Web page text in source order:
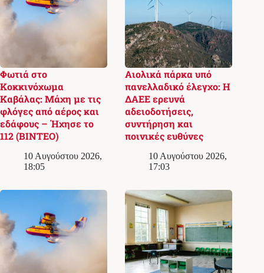
Φωτιά στο
Κοκκινόχωμα
Καβάλας: Μάχη με τις
φλόγες από αέρος και
εδάφους – Ήχησε το
112 (ΒΙΝΤΕΟ)
10 Αυγούστου 2026,
18:05
Αιολικά πάρκα υπό
πανελλαδικό έλεγχο: Η
ΔΑΕΕ ερευνά
αδειοδοτήσεις,
συντήρηση και
ποινικές ευθύνες
10 Αυγούστου 2026,
17:03